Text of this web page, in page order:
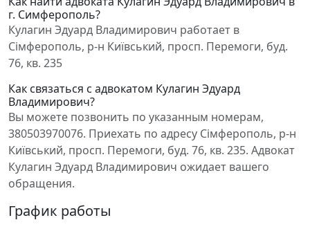
г. Симферополь?
Кулагин Эдуард Владимирович работает в
Сімферополь, р-н Київський, просп. Перемоги, буд.
76, кв. 235
Как связаться с адвокатом Кулагин Эдуард
Владимирович?
Вы можете позвонить по указанным номерам,
380503970076. Приехать по адресу Сімферополь, р-н
Київський, просп. Перемоги, буд. 76, кв. 235. Адвокат
Кулагин Эдуард Владимирович ожидает вашего
обращения.
График работы